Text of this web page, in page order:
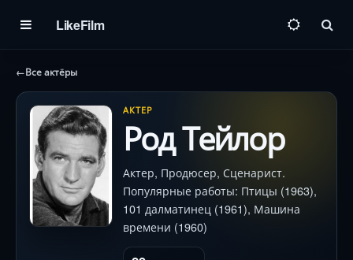
LikeFilm
←Все актёры
АКТЕР
Род Тейлор
Актер, Продюсер, Сценарист.
Популярные работы: Птицы (1963),
101 далматинец (1961), Машина
времени (1960)